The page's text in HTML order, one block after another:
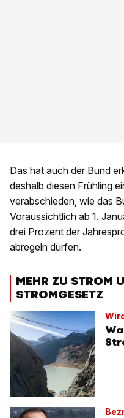
Das hat auch der Bund
deshalb diesen Frühling
verabschieden, wie das
Voraussichtlich ab 1.
drei Prozent der
abregeln dürfen.
MEHR ZU STROM
STROMGESETZ